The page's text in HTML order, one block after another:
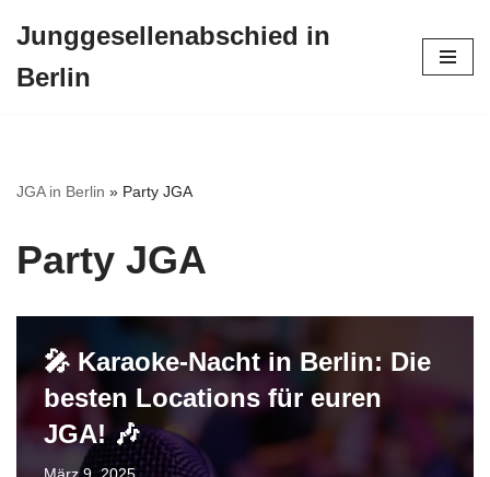
Inhalt
Junggesellenabschied in
Berlin
JGA in Berlin » Party JGA
Party JGA
🎤 Karaoke-Nacht in Berlin: Die
besten Locations für euren
JGA! 🎶